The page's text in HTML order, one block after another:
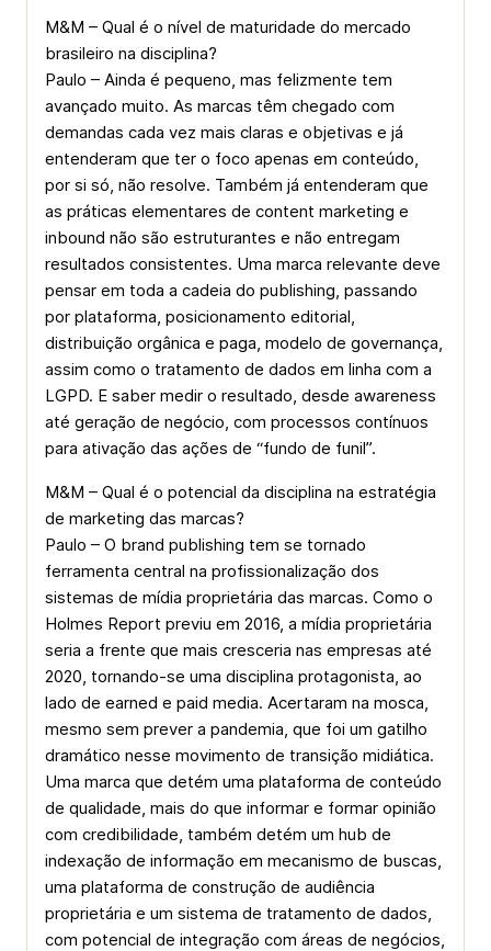
M&M – Qual é o nível de maturidade do mercado
brasileiro na disciplina?
Paulo – Ainda é pequeno, mas felizmente tem
avançado muito. As marcas têm chegado com
demandas cada vez mais claras e objetivas e já
entenderam que ter o foco apenas em conteúdo,
por si só, não resolve. Também já entenderam que
as práticas elementares de content marketing e
inbound não são estruturantes e não entregam
resultados consistentes. Uma marca relevante deve
pensar em toda a cadeia do publishing, passando
por plataforma, posicionamento editorial,
distribuição orgânica e paga, modelo de governança,
assim como o tratamento de dados em linha com a
LGPD. E saber medir o resultado, desde awareness
até geração de negócio, com processos contínuos
para ativação das ações de “fundo de funil”.
M&M – Qual é o potencial da disciplina na estratégia
de marketing das marcas?
Paulo – O brand publishing tem se tornado
ferramenta central na profissionalização dos
sistemas de mídia proprietária das marcas. Como o
Holmes Report previu em 2016, a mídia proprietária
seria a frente que mais cresceria nas empresas até
2020, tornando-se uma disciplina protagonista, ao
lado de earned e paid media. Acertaram na mosca,
mesmo sem prever a pandemia, que foi um gatilho
dramático nesse movimento de transição midiática.
Uma marca que detém uma plataforma de conteúdo
de qualidade, mais do que informar e formar opinião
com credibilidade, também detém um hub de
indexação de informação em mecanismo de buscas,
uma plataforma de construção de audiência
proprietária e um sistema de tratamento de dados,
com potencial de integração com áreas de negócios,